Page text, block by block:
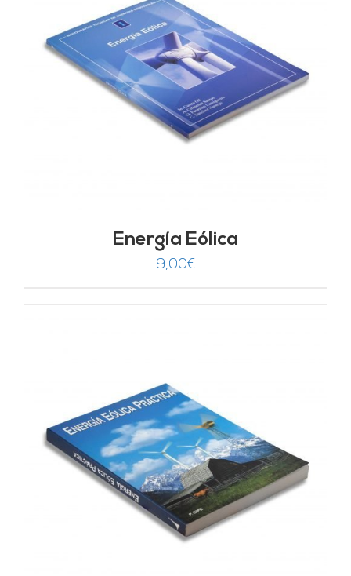
Energía Eólica
9,00€